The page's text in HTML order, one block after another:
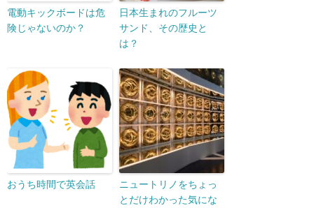
電動キックボードは危
険じゃないのか？
日本生まれのフルーツ
サンド、その歴史と
は？
おうち時間で英会話
ニュートリノをちょっ
とだけわかった気にな